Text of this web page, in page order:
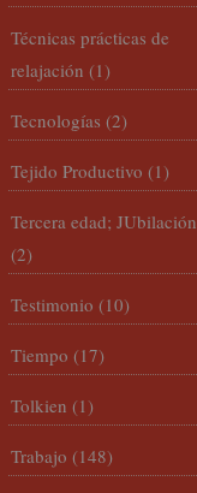
Técnicas prácticas de
relajación (1)
Tecnologías (2)
Tejido Productivo (1)
Tercera edad; JUbilación
(2)
Testimonio (10)
Tiempo (17)
Tolkien (1)
Trabajo (148)